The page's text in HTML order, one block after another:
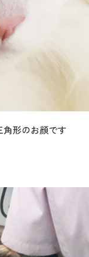
角形のお顔です